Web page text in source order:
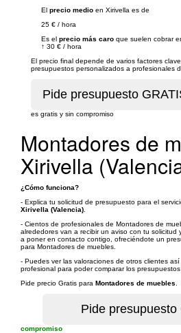
El precio medio en Xirivella es de
25 € / hora
Es el precio más caro que suelen cobrar
↑ 30 € / hora
El precio final depende de varios factores
presupuestos personalizados a profesionales
es gratis y sin compromiso
Montadores de
Xirivella
¿Cómo funciona?
- Explica tu solicitud de presupuesto para el
Xirivella (Valencia)
- Cientos de profesionales de Montadores de
alrededores van a recibir un aviso con tu solicitud
a poner en contacto contigo, ofreciéndote un
para Montadores de muebles.
- Puedes ver las valoraciones de otros clientes
profesional para poder comparar los presupuestos
Pide precio Gratis para Montadores de muebles
compromiso